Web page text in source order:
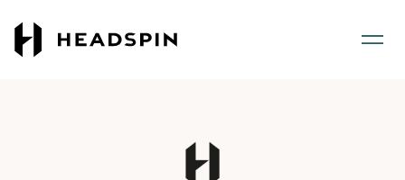
Gå